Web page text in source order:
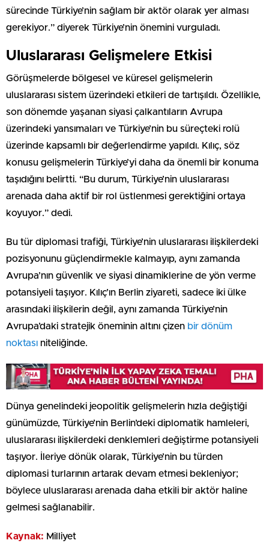
sürecinde Türkiye’nin sağlam bir aktör olarak yer alması
gerekiyor.” diyerek Türkiye’nin önemini vurguladı.
Uluslararası Gelişmelere Etkisi
Görüşmelerde bölgesel ve küresel gelişmelerin
uluslararası sistem üzerindeki etkileri de tartışıldı. Özellikle,
son dönemde yaşanan siyasi çalkantıların Avrupa
üzerindeki yansımaları ve Türkiye’nin bu süreçteki rolü
üzerinde kapsamlı bir değerlendirme yapıldı. Kılıç, söz
konusu gelişmelerin Türkiye’yi daha da önemli bir konuma
taşıdığını belirtti. “Bu durum, Türkiye’nin uluslararası
arenada daha aktif bir rol üstlenmesi gerektiğini ortaya
koyuyor.” dedi.
Bu tür diplomasi trafiği, Türkiye’nin uluslararası ilişkilerdeki
pozisyonunu güçlendirmekle kalmayıp, aynı zamanda
Avrupa’nın güvenlik ve siyasi dinamiklerine de yön verme
potansiyeli taşıyor. Kılıç’ın Berlin ziyareti, sadece iki ülke
arasındaki ilişkilerin değil, aynı zamanda Türkiye’nin
Avrupa’daki stratejik öneminin altını çizen bir dönüm
noktası niteliğinde.
Dünya genelindeki jeopolitik gelişmelerin hızla değiştiği
günümüzde, Türkiye’nin Berlin’deki diplomatik hamleleri,
uluslararası ilişkilerdeki denklemleri değiştirme potansiyeli
taşıyor. İleriye dönük olarak, Türkiye’nin bu türden
diplomasi turlarının artarak devam etmesi bekleniyor;
böylece uluslararası arenada daha etkili bir aktör haline
gelmesi sağlanabilir.
Kaynak: Milliyet